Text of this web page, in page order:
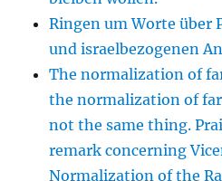
Ringen um Worte über
und israelbezogenen
The normalization of
the normalization of
not the same thing.
remark concerning
Normalization of the